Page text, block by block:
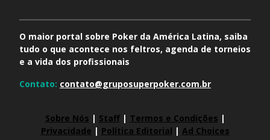
O maior portal sobre Poker da América Latina, saiba
tudo o que acontece nos feltros, agenda de torneios
e a vida dos profissionais
Contato: contato@gruposuperpoker.com.br
Sobre Nós | Staff| Termos e Condições |
Privacidade | Política Editorial | Ad Choices